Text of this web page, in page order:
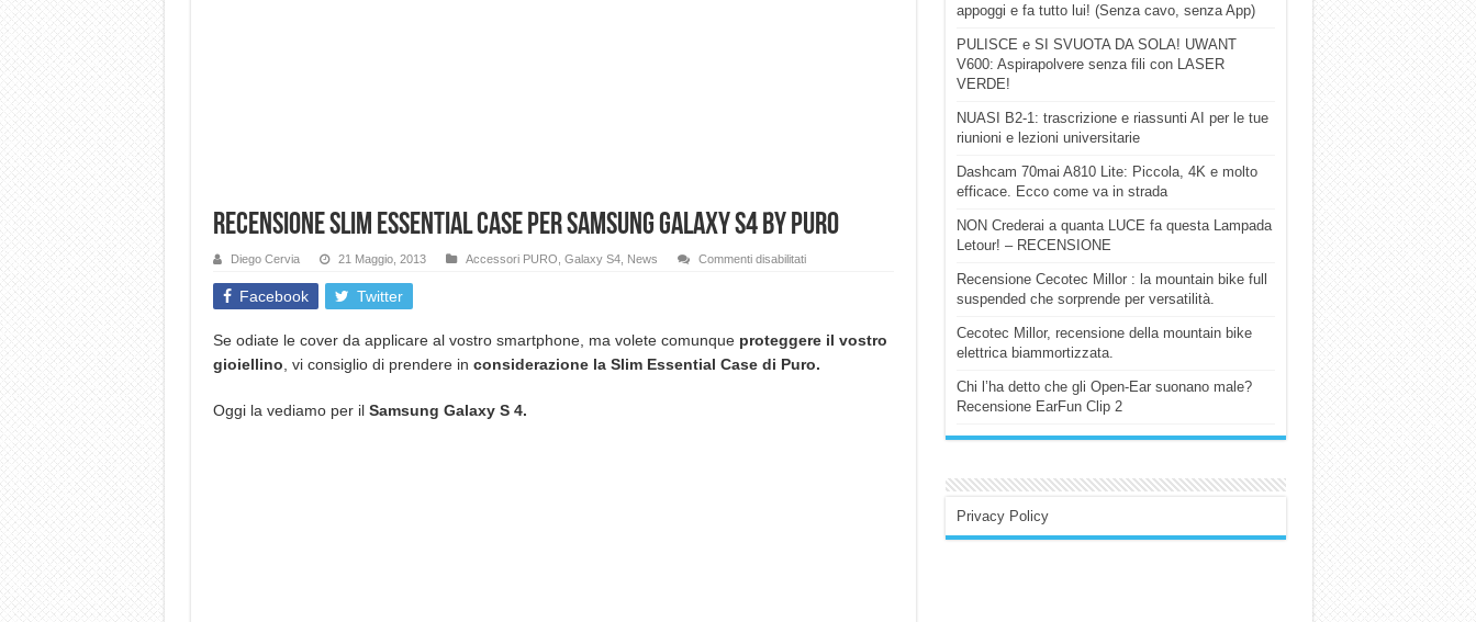
Recensione Slim Essential Case per Samsung Galaxy S4 by Puro
Diego Cervia 21 Maggio, 2013 Accessori PURO Galaxy S4, News Commenti disabilitatisu
Samsung
Galaxy
S4
Facebook Twitter
Se odiate le cover da applicare al vostro smartphone, ma volete comunque proteggere il vostro
gioiellino , vi consiglio di prendere in considerazione la Slim Essential Case di Puro.
Oggi la vediamo per il Samsung Galaxy S 4.
appoggi e fa tutto lui! (Senza cavo, senza App)
PULISCE e SI SVUOTA DA SOLA! UWANT
V600: Aspirapolvere senza fili con LASER
VERDE!
NUASI B2-1: trascrizione e riassunti AI per le tue
riunioni e lezioni universitarie
Dashcam 70mai A810 Lite: Piccola, 4K e molto
efficace. Ecco come va in strada
NON Crederai a quanta LUCE fa questa Lampada
Letour! – RECENSIONE
Recensione Cecotec Millor : la mountain bike full
suspended che sorprende per versatilità.
Cecotec Millor, recensione della mountain bike
elettrica biammortizzata.
Chi l’ha detto che gli Open-Ear suonano male?
Recensione EarFun Clip 2
Privacy Policy